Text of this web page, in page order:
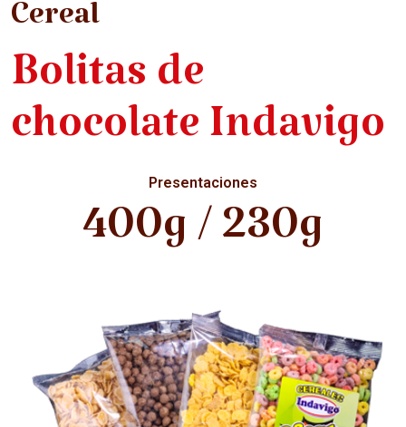
Cereal
Bolitas de
chocolate Indavigo
Presentaciones
400g / 230g